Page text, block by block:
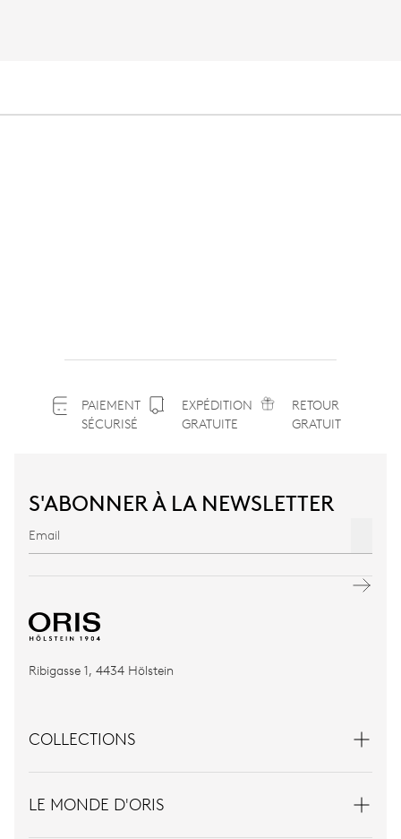
PAIEMENT
SÉCURISÉ
EXPÉDITION
GRATUITE
RETOUR
GRATUIT
S'ABONNER À LA NEWSLETTER
Ribigasse 1, 4434 Hölstein
COLLECTIONS
LE MONDE D'ORIS